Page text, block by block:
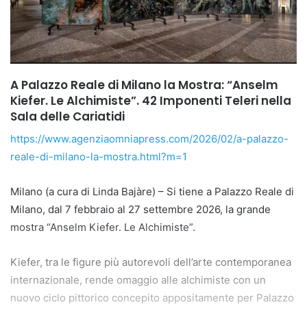
A Palazzo Reale di Milano la Mostra: “Anselm
Kiefer. Le Alchimiste”. 42 Imponenti Teleri nella
Sala delle Cariatidi
https://www.agenziaomniapress.com/2026/02/a-palazzo-
reale-di-milano-la-mostra.html?m=1
Milano (a cura di Linda Bajàre) – Si tiene a Palazzo Reale di
Milano, dal 7 febbraio al 27 settembre 2026, la grande
mostra “Anselm Kiefer. Le Alchimiste”.
Kiefer, tra le figure più autorevoli dell’arte contemporanea
internazionale, rende omaggio alle alchimiste con un
nuovo ciclo pittorico concepito appositamente per Palazzo